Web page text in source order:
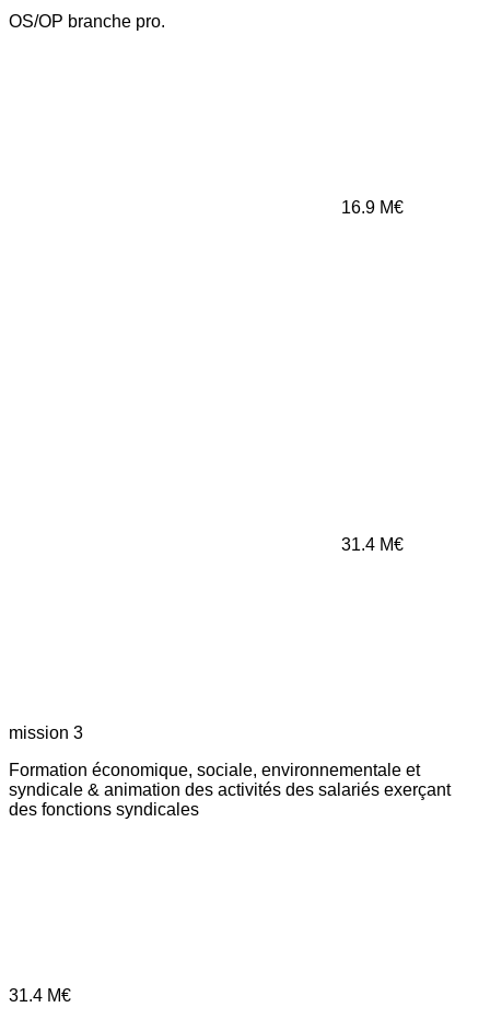
OS/OP branche pro.
16.9 M€
31.4 M€
mission 3
Formation économique, sociale, environnementale et
syndicale & animation des activités des salariés exerçant
des fonctions syndicales
31.4 M€